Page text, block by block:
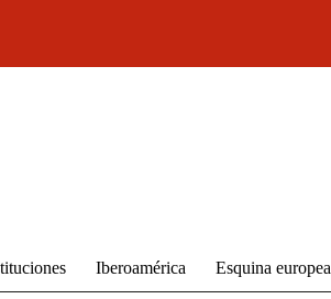
Iberoamérica Esquina europea